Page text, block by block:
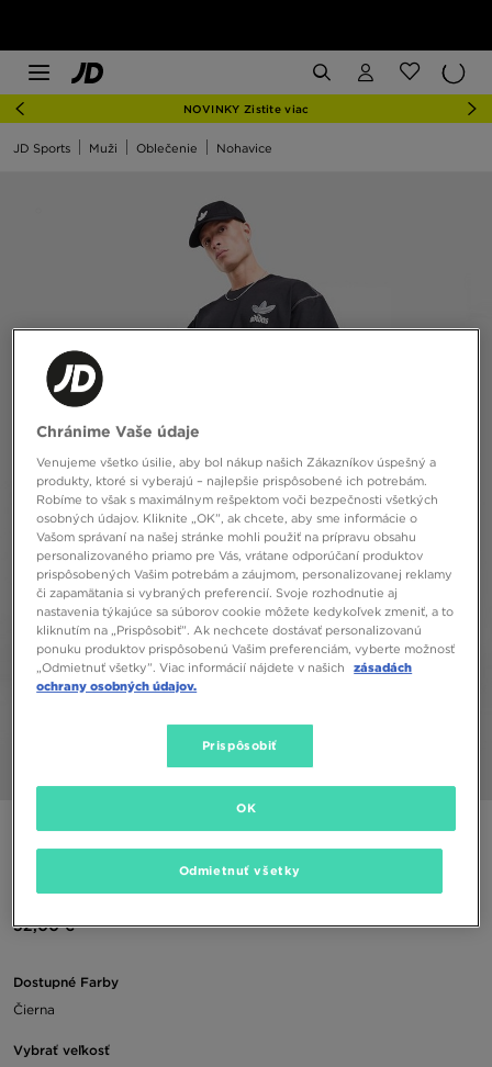
NOVINKY Zistite viac
JD Sports Muži Oblečenie Nohavice
ONLY AT JD
ADIDAS NOHAVICE GFX PT LO
52,00 €
Dostupné Farby
Čierna
Vybrať veľkosť
Chránime Vaše údaje
Venujeme všetko úsilie, aby bol nákup našich Zákazníkov úspešný a
produkty, ktoré si vyberajú – najlepšie prispôsobené ich potrebám.
Robíme to však s maximálnym rešpektom voči bezpečnosti všetkých
osobných údajov. Kliknite „OK”, ak chcete, aby sme informácie o
Vašom správaní na našej stránke mohli použiť na prípravu obsahu
personalizovaného priamo pre Vás, vrátane odporúčaní produktov
prispôsobených Vašim potrebám a záujmom, personalizovanej reklamy
či zapamätania si vybraných preferencií. Svoje rozhodnutie aj
nastavenia týkajúce sa súborov cookie môžete kedykoľvek zmeniť, a to
kliknutím na „Prispôsobiť”. Ak nechcete dostávať personalizovanú
ponuku produktov prispôsobenú Vašim preferenciám, vyberte možnosť
„Odmietnuť všetky”. Viac informácií nájdete v našich
zásadách
ochrany osobných údajov.
Prispôsobiť
Odmietnuť všetky
OK